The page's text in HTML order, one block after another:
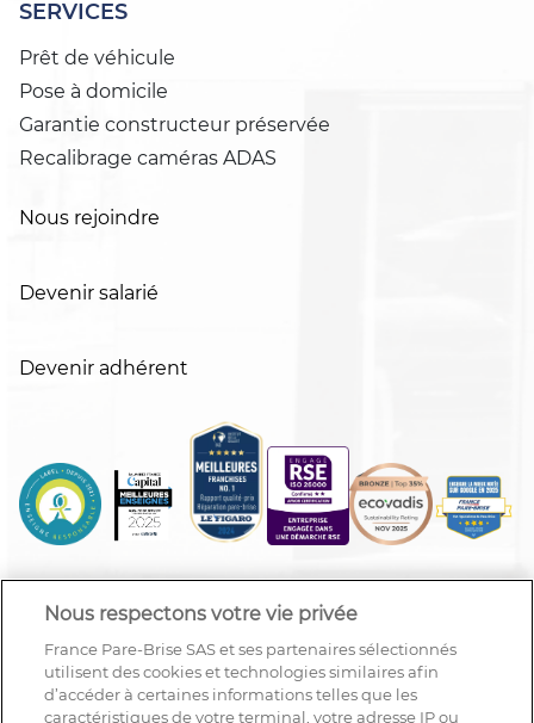
SERVICES
Prêt de véhicule
Pose à domicile
Garantie constructeur préservée
Recalibrage caméras ADAS
Nous rejoindre
Devenir salarié
Devenir adhérent
Nous respectons votre vie privée
France Pare-Brise SAS et ses partenaires sélectionnés
utilisent des cookies et technologies similaires afin
d’accéder à certaines informations telles que les
caractéristiques de votre terminal, votre adresse IP ou